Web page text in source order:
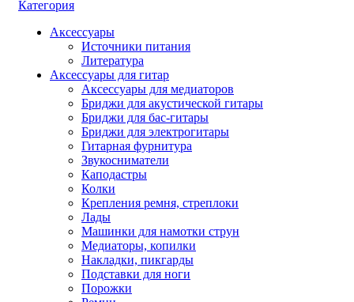
Категория
Аксессуары
Источники питания
Литература
Аксессуары для гитар
Аксессуары для медиаторов
Бриджи для акустической гитары
Бриджи для бас-гитары
Бриджи для электрогитары
Гитарная фурнитура
Звукосниматели
Каподастры
Колки
Крепления ремня, стреплоки
Лады
Машинки для намотки струн
Медиаторы, копилки
Накладки, пикгарды
Подставки для ноги
Порожки